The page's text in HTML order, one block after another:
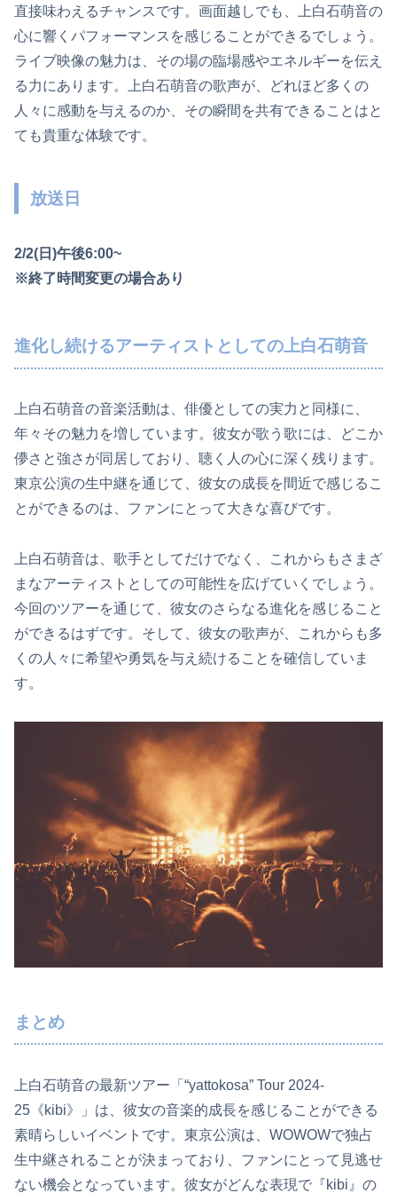
直接味わえるチャンスです。画面越しでも、上白石萌音の
心に響くパフォーマンスを感じることができるでしょう。
ライブ映像の魅力は、その場の臨場感やエネルギーを伝え
る力にあります。上白石萌音の歌声が、どれほど多くの
人々に感動を与えるのか、その瞬間を共有できることはと
ても貴重な体験です。
放送日
2/2(日)午後6:00~
※終了時間変更の場合あり
進化し続けるアーティストとしての上白石萌音
上白石萌音の音楽活動は、俳優としての実力と同様に、
年々その魅力を増しています。彼女が歌う歌には、どこか
儚さと強さが同居しており、聴く人の心に深く残ります。
東京公演の生中継を通じて、彼女の成長を間近で感じるこ
とができるのは、ファンにとって大きな喜びです。
上白石萌音は、歌手としてだけでなく、これからもさまざ
まなアーティストとしての可能性を広げていくでしょう。
今回のツアーを通じて、彼女のさらなる進化を感じること
ができるはずです。そして、彼女の歌声が、これからも多
くの人々に希望や勇気を与え続けることを確信していま
す。
まとめ
上白石萌音の最新ツアー「“yattokosa” Tour 2024-
25《kibi》」は、彼女の音楽的成長を感じることができる
素晴らしいイベントです。東京公演は、WOWOWで独占
生中継されることが決まっており、ファンにとって見逃せ
ない機会となっています。彼女がどんな表現で『kibi』の